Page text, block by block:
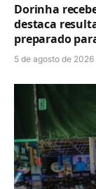
Dorinha
destaca
preparado
5 de agosto de